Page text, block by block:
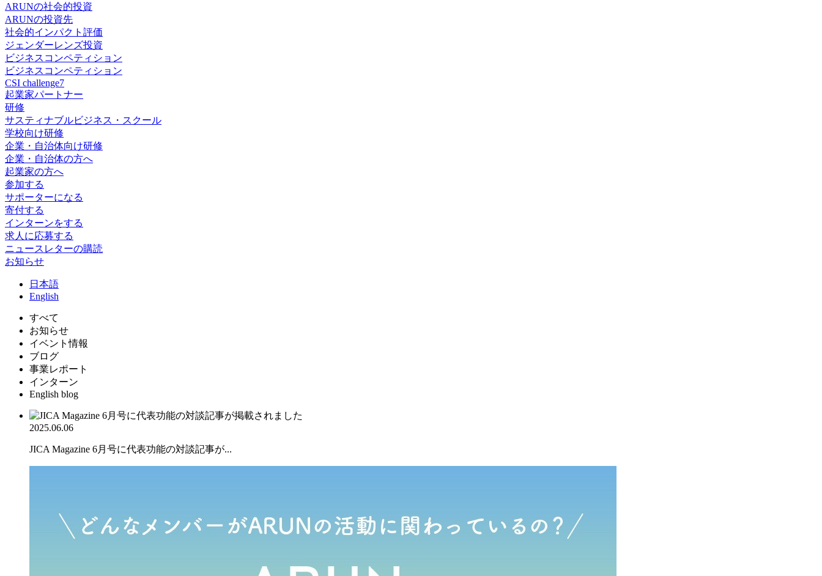
ARUNの社会的投資
ARUNの投資先
社会的インパクト評価
ジェンダーレンズ投資
ビジネスコンペティション
ビジネスコンペティション
CSI challenge7
起業家パートナー
研修
サスティナブルビジネス・スクール
学校向け研修
企業・自治体向け研修
企業・自治体の方へ
起業家の方へ
参加する
サポーターになる
寄付する
インターンをする
求人に応募する
ニュースレターの購読
お知らせ
日 本語
English
すべて
お知らせ
イベント情報
ブログ
事業レポート
インターン
English blog
2025.06.06
JICA Magazine 6月号に代表功能の対談記事が...